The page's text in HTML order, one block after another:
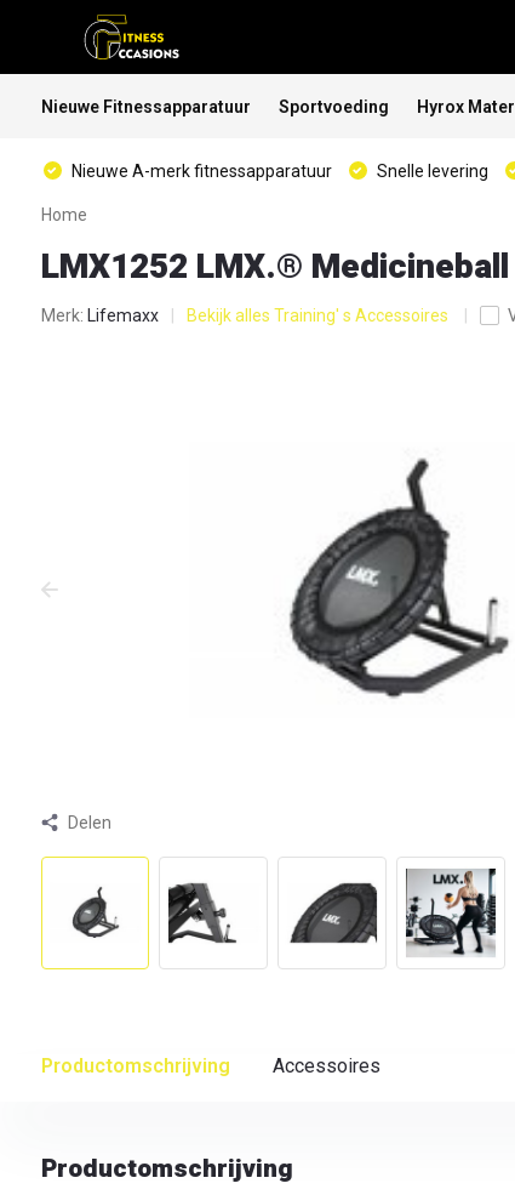
Nieuwe Fitnessapparatuur Sportvoeding Hyrox
Nieuwe A-merk fitnessapparatuur Snelle levering
Home
LMX1252 LMX.®
Merk: Lifemaxx Bekijk alles Training' s Accessoires
Delen
Productomschrijving Accessoires
Productomschrijving